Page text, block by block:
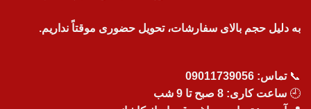
به دلیل حجم بالای سفارشات، تحویل حضوری موقتاً نداریم.
📞تماس: 09011739056
🕘 ساعت کاری: 8 صبح تا 9 شب